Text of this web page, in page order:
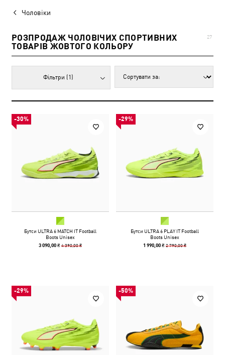
Чоловіки
РОЗПРОДАЖ ЧОЛОВІЧИХ СПОРТИВНИХ
ТОВАРІВ ЖОВТОГО КОЛЬОРУ
27
Фільтри (1)
-30%
Бутси ULTRA 6 MATCH IT Football
Boots Unisex
3 090,00 ₴4 390,00 ₴
-29%
Бутси ULTRA 6 PLAY IT Football
Boots Unisex
1 990,00 ₴2 790,00 ₴
-29% -50%